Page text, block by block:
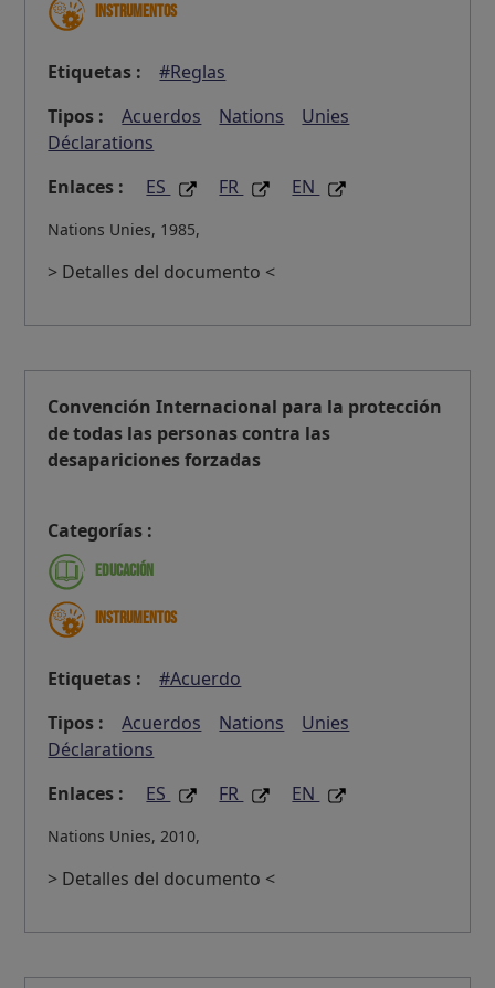
Instrumentos
Etiquetas :
#Reglas
Tipos :
Acuerdos Nations
Unies
Déclarations
Enlaces :
ES FR EN
Nations Unies, 1985,
> Detalles del documento <
Convención Internacional para la protección
de todas las personas contra las
desapariciones forzadas
Categorías :
Educación
Instrumentos
Etiquetas :
#Acuerdo
Tipos :
Acuerdos Nations
Unies
Déclarations
Enlaces :
ES FR EN
Nations Unies, 2010,
> Detalles del documento <